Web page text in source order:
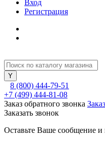
Вход
Регистрация
8 (800) 444-79-51
+7 (499) 444-81-08
Заказ обратного звонка
Заказать звонок
Оставьте Ваше сообщение